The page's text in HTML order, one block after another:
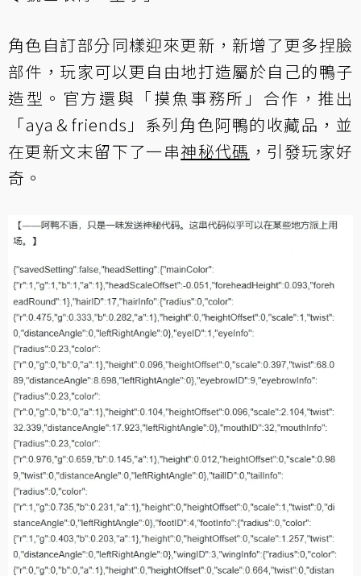
角色自訂部分同樣迎來更新，新增了更多捏臉
部件，玩家可以更自由地打造屬於自己的鴨子
造型。官方還與「摸魚事務所」合作，推出
「aya＆friends」系列角色阿鴨的收藏品，並
在更新文末留下了一串神秘代碼 ，引發玩家好
奇。